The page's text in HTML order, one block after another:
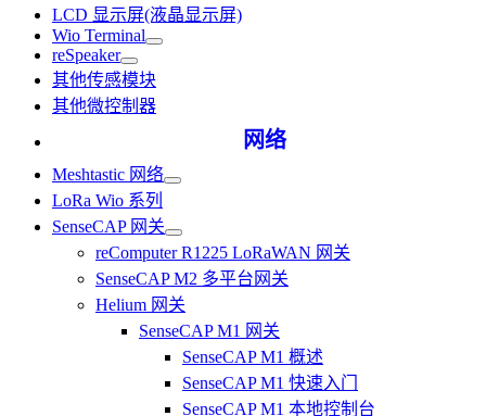
LCD 显示屏(液晶显示屏)
Wio Terminal
reSpeaker
其他传感模块
其他微控制器
网络
Meshtastic 网络
LoRa Wio 系列
SenseCAP 网关
reComputer R1225 LoRaWAN 网关
SenseCAP M2 多平台网关
Helium 网关
SenseCAP M1 网关
SenseCAP M1 概述
SenseCAP M1 快速入门
SenseCAP M1 本地控制台